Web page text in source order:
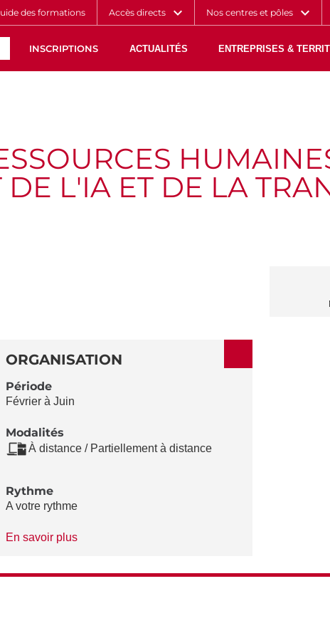
Aller
Navigation
Accès
Connexion
des formations Accès directs Nos centres et pôles
INSCRIPTIONS ACTUALITÉS ENTREPRISES &
L'IA ET DE LA
ORGANISATION
Période
Février à Juin
Modalités
À distance / Partiellement à distance
Rythme
A votre rythme
En savoir plusà
Rythme